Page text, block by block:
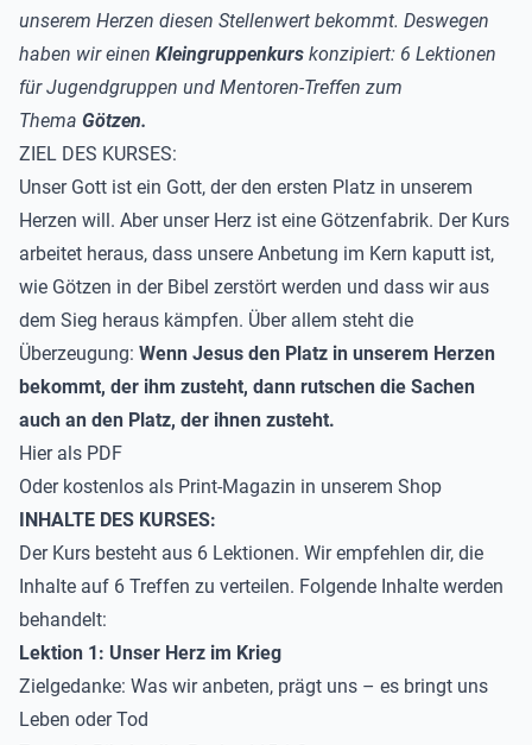
unserem Herzen diesen Stellenwert bekommt. Deswegen
haben wir einen Kleingruppenkurs konzipiert: 6 Lektionen
für Jugendgruppen und Mentoren-Treffen zum
Thema Götzen.
ZIEL DES KURSES:
Unser Gott ist ein Gott, der den ersten Platz in unserem
Herzen will. Aber unser Herz ist eine Götzenfabrik. Der Kurs
arbeitet heraus, dass unsere Anbetung im Kern kaputt ist,
wie Götzen in der Bibel zerstört werden und dass wir aus
dem Sieg heraus kämpfen. Über allem steht die
Überzeugung: Wenn Jesus den Platz in unserem Herzen
bekommt, der ihm zusteht, dann rutschen die Sachen
auch an den Platz, der ihnen zusteht.
Hier als PDF
Oder kostenlos als Print-Magazin in unserem Shop
INHALTE DES KURSES:
Der Kurs besteht aus 6 Lektionen. Wir empfehlen dir, die
Inhalte auf 6 Treffen zu verteilen. Folgende Inhalte werden
behandelt:
Lektion 1: Unser Herz im Krieg
Zielgedanke: Was wir anbeten, prägt uns – es bringt uns
Leben oder Tod